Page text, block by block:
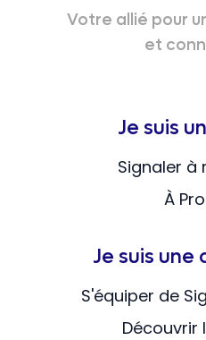
Votre allié pour
et
Je suis
Signaler à
À
Je suis
S'équiper de
Découvrir